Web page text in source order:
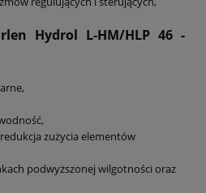
Hydrol L-HM/HLP 46 -
redukcja zużycia elementów
podwyższonej wilgotności oraz